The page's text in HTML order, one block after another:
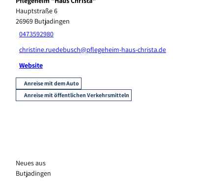
Hauptstraße 6
26969 Butjadingen
0473592980
christine.ruedebusch@pflegeheim-haus-christa.de
Website
Anreise mit dem Auto
Anreise mit öffentlichen Verkehrsmitteln
Neues aus
Butjadingen